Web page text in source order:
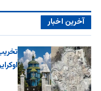
آخرین اخبار